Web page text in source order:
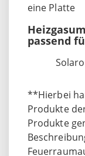
eine Platte
passend
**Hierbei
Produkte
Produkte